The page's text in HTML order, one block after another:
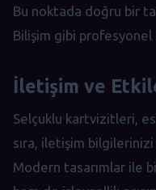
Bu noktada doğru bir
Bilişim gibi profesyonel
İletişim ve
Selçuklu kartvizitleri,
sıra, iletişim
Modern tasarımlar ile